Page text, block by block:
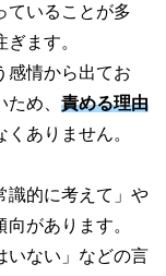
ていることが多
ます。
感情から出てお
め、 責める理由
ありません。
識的に考えて」や
があります。
いない」などの言